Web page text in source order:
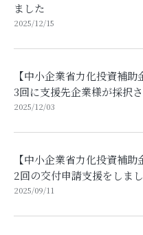
ました
2025/12/15
【中小企業省力化投資補
3回に支援先企業様が採択
2025/12/03
【中小企業省力化投資補
2回の交付申請支援をしま
2025/09/11